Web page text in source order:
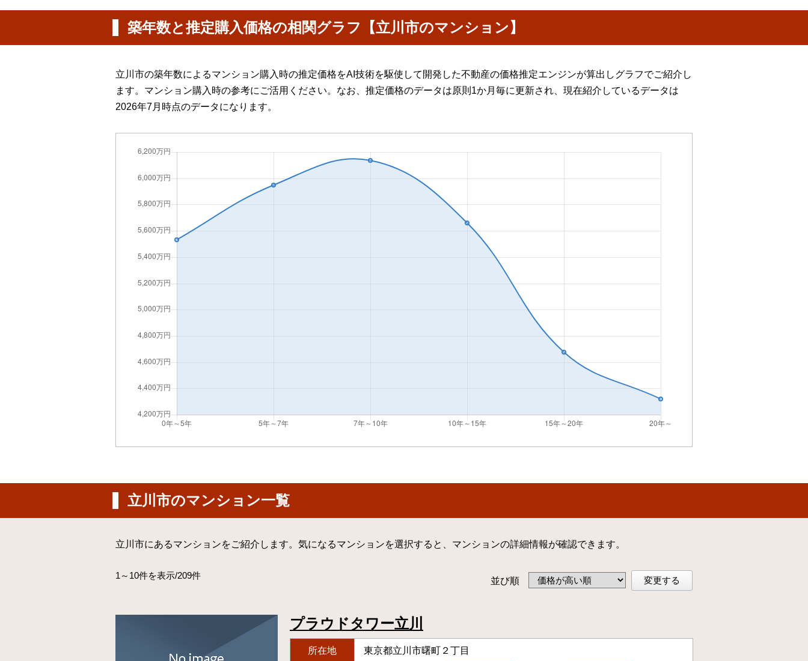
築年数と推定購入価格の相関グラフ【立川市のマンション】
立川市の築年数によるマンション購入時の推定価格をAI技術を駆使して開発した不動産の価格推定エンジンが算出しグラフでご紹介し
ます。マンション購入時の参考にご活用ください。なお、推定価格のデータは原則1か月毎に更新され、現在紹介しているデータは
2026年7月時点のデータになります。
立川市のマンション一覧
立川市にあるマンションをご紹介します。気になるマンションを選択すると、マンションの詳細情報が確認できます。
1～10件を表示/209件 並び順 変更する
プラウドタワー立川
所在地 東京都立川市曙町２丁目